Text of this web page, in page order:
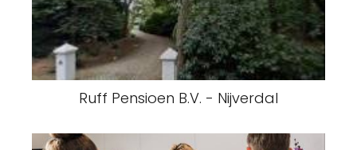
Ruff Pensioen B.V. - Nijverdal